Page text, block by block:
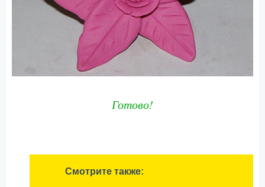
Готово!
Смотрите также: